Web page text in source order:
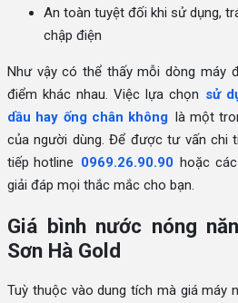
An toàn tuyệt đối khi sử dụng,
chập điện
Như vậy có thể thấy mỗi dòng máy
điểm khác nhau. Việc lựa chọn sử
dầu hay ống chân không là một
của người dùng. Để được tư vấn chi
tiếp hotline 0969.26.90.90 hoặc
giải đáp mọi thắc mắc cho bạn.
Giá bình nước nóng
Sơn Hà Gold
Tuỳ thuộc vào dung tích mà giá máy